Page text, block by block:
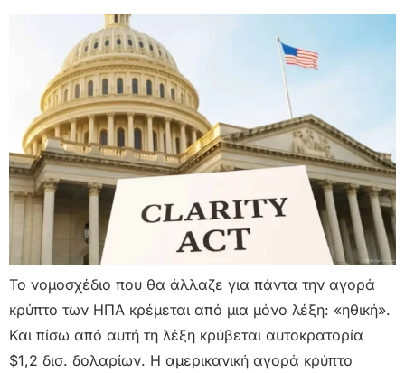
Το νομοσχέδιο που θα άλλαζε για πάντα την αγορά
κρύπτο των ΗΠΑ κρέμεται από μια μόνο λέξη: «ηθική».
Και πίσω από αυτή τη λέξη κρύβεται αυτοκρατορία
$1,2 δισ. δολαρίων. Η αμερικανική αγορά κρύπτο